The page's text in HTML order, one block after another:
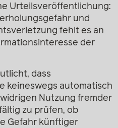
Urteilsveröffentlichung:
und
fehlt es an
der
dass
keineswegs automatisch
Nutzung fremder
zu prüfen, ob
Gefahr künftiger